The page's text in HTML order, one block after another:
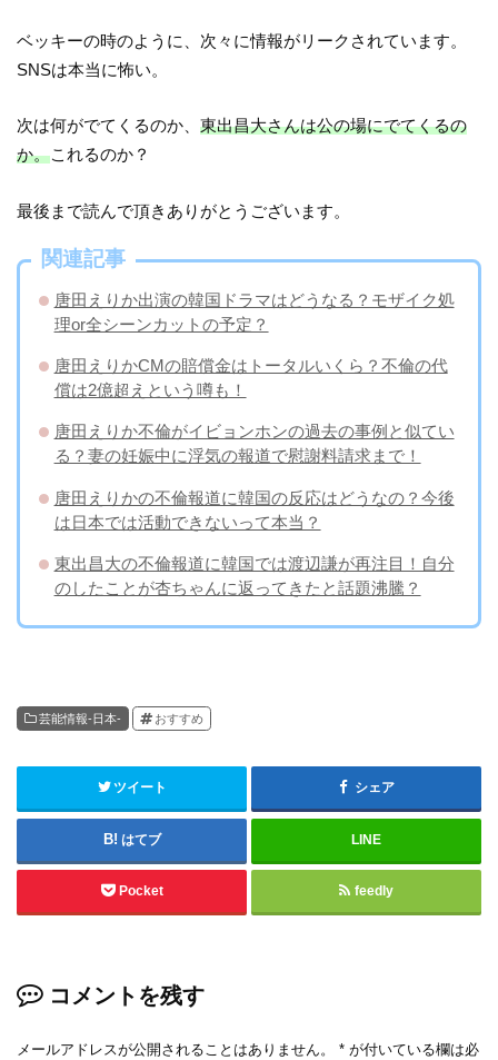
ベッキーの時のように、次々に情報がリークされています。
SNSは本当に怖い。
次は何がでてくるのか、東出昌大さんは公の場にでてくるの
か。これるのか？
最後まで読んで頂きありがとうございます。
関連記事
唐田えりか出演の韓国ドラマはどうなる？モザイク処
理or全シーンカットの予定？
唐田えりかCMの賠償金はトータルいくら？不倫の代
償は2億超えという噂も！
唐田えりか不倫がイビョンホンの過去の事例と似てい
る？妻の妊娠中に浮気の報道で慰謝料請求まで！
唐田えりかの不倫報道に韓国の反応はどうなの？今後
は日本では活動できないって本当？
東出昌大の不倫報道に韓国では渡辺謙が再注目！自分
のしたことが杏ちゃんに返ってきたと話題沸騰？
芸能情報-日本- おすすめ
ツイート シェア
はてブ LINE
Pocket feedly
コメントを残す
メールアドレスが公開されることはありません。 * が付いている欄は必